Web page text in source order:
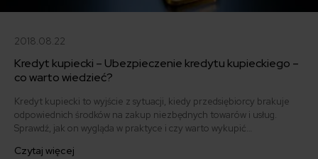
2018.08.22
Kredyt kupiecki – Ubezpieczenie kredytu kupieckiego –
co warto wiedzieć?
Kredyt kupiecki to wyjście z sytuacji, kiedy przedsiębiorcy brakuje
odpowiednich środków na zakup niezbędnych towarów i usług.
Sprawdź, jak on wygląda w praktyce i czy warto wykupić
Czytaj więcej